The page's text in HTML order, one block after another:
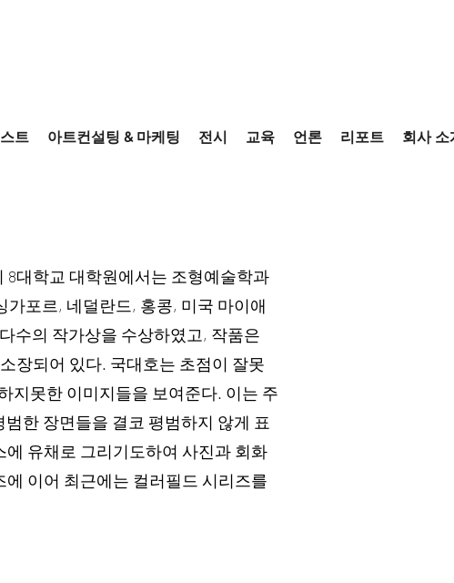
트 아트컨설팅 & 마케팅 전시 교육 언론 리포트 회사 소
대학교 대학원에서는 조형예술학과
가포르, 네덜란드, 홍콩, 미국 마이애
수의 작가상을 수상하였고, 작품은
장되어 있다. 국대호는 초점이 잘못
지못한 이미지들을 보여준다. 이는 주
한 장면들을 결코 평범하지 않게 표
유채로 그리기도하여 사진과 회화
이어 최근에는 컬러필드 시리즈를